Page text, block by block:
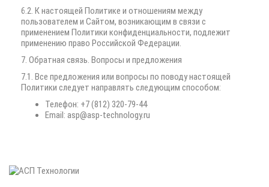
6.2. К настоящей Политике и отношениям между
пользователем и Сайтом, возникающим в связи с
применением Политики конфиденциальности, подлежит
применению право Российской Федерации.
7. Обратная связь. Вопросы и предложения
7.1. Все предложения или вопросы по поводу настоящей
Политики следует направлять следующим способом:
Телефон: +7 (812) 320-79-44
Email: asp@asp-technology.ru